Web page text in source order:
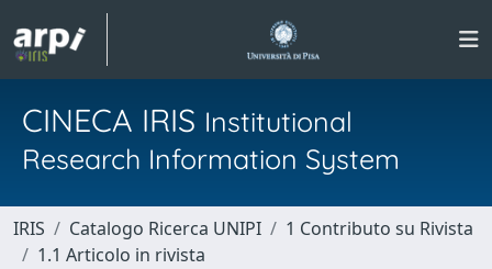
CINECA IRIS Institutional
Research Information System
IRIS Catalogo Ricerca UNIPI
1 Contributo su Rivista
1.1 Articolo in rivista